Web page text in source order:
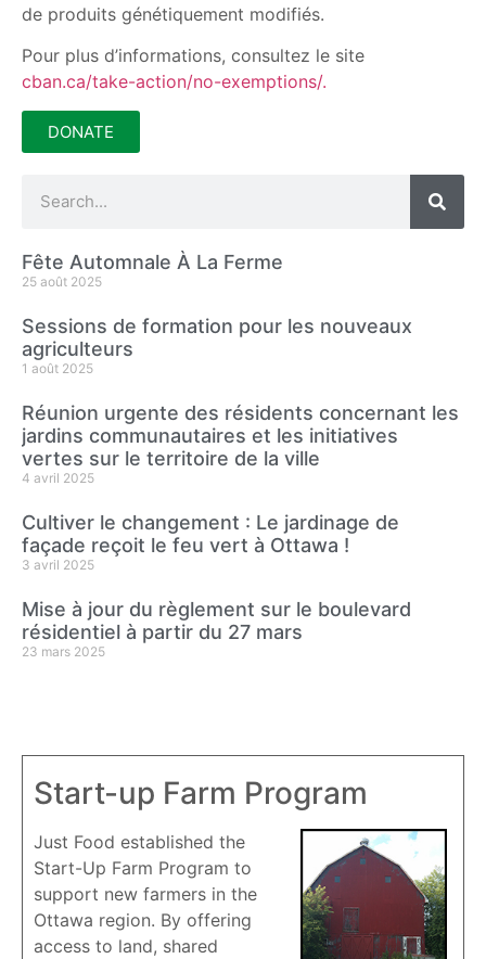
de produits génétiquement modifiés.
Pour plus d’informations, consultez le site
cban.ca/take-action/no-exemptions/.
DONATE
Fête Automnale À La Ferme
25 août 2025
Sessions de formation pour les nouveaux
agriculteurs
1 août 2025
Réunion urgente des résidents concernant les
jardins communautaires et les initiatives
vertes sur le territoire de la ville
4 avril 2025
Cultiver le changement : Le jardinage de
façade reçoit le feu vert à Ottawa !
3 avril 2025
Mise à jour du règlement sur le boulevard
résidentiel à partir du 27 mars
23 mars 2025
Start-up Farm Program
Just Food established the
Start-Up Farm Program to
support new farmers in the
Ottawa region. By offering
access to land, shared